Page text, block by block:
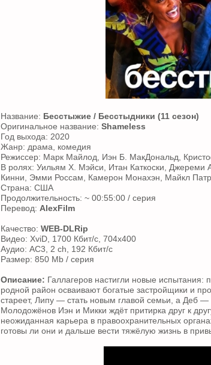
Название: Бесстыжие / Бесстыдники (11 сезон)
Оригинальное название: Shameless
Год выхода: 2020
Жанр: драма, комедия
Режиссер: Марк Майлод, Иэн Б. МакДональд,
В ролях: Уильям Х. Мэйси, Итан Каткоски,
Кинни, Эмми Россам, Камерон Монахэн, Майкл
Страна: США
Продолжительность: ~ 00:55:00 / серия
Перевод: AlexFilm
Качество: WEB-DLRip
Видео: XviD, 1700 Кбит/с, 704x400
Аудио: AC3, 2 ch, 192 Кбит/с
Размер: 850 Mb / серия
Описание: Галлагеров настигли новые
родной район осваивают богатые застройщики и
стареет, Липу — стать новым главой семьи, а Деб
Молодожёнов Иэн и Микки ждёт притирка друг к
неожиданная карьера в правоохранительных
готовы ли они и дальше вести тяжёлую жизнь в